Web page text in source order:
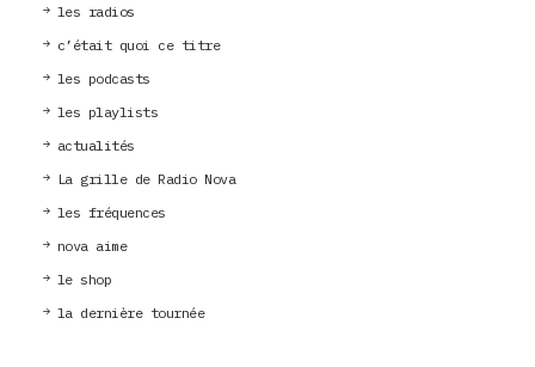
les radios
c’était quoi ce titre
les podcasts
les playlists
actualités
La grille de Radio Nova
les fréquences
nova aime
le shop
la dernière tournée